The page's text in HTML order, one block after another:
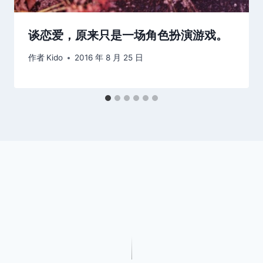
谈恋爱，原来只是一场角色扮演游戏。
作者 Kido 2016 年 8 月 25 日